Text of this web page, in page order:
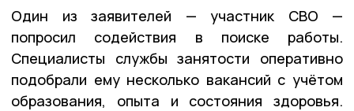
Один из заявителей — участник СВО —
попросил содействия в поиске работы.
Специалисты службы занятости оперативно
подобрали ему несколько вакансий с учётом
образования, опыта и состояния здоровья.